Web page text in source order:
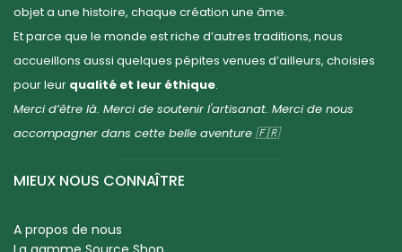
objet a une histoire, chaque création une âme.
Et parce que le monde est riche d’autres traditions, nous
accueillons aussi quelques pépites venues d’ailleurs, choisies
pour leur qualité et leur éthique.
Merci d’être là. Merci de soutenir l'artisanat. Merci de nous
accompagner dans cette belle aventure 🇫🇷
MIEUX NOUS CONNAÎTRE
A propos de nous